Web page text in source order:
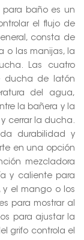
baño es un
el flujo de
consta de
o las manijas, la
Las cuatro
ducha de latón
del agua,
la bañera y la
cerrar la ducha.
durabilidad y
en una opción
mezcladora
y caliente para
el mango o los
para mostrar al
para ajustar la
grifo controla el